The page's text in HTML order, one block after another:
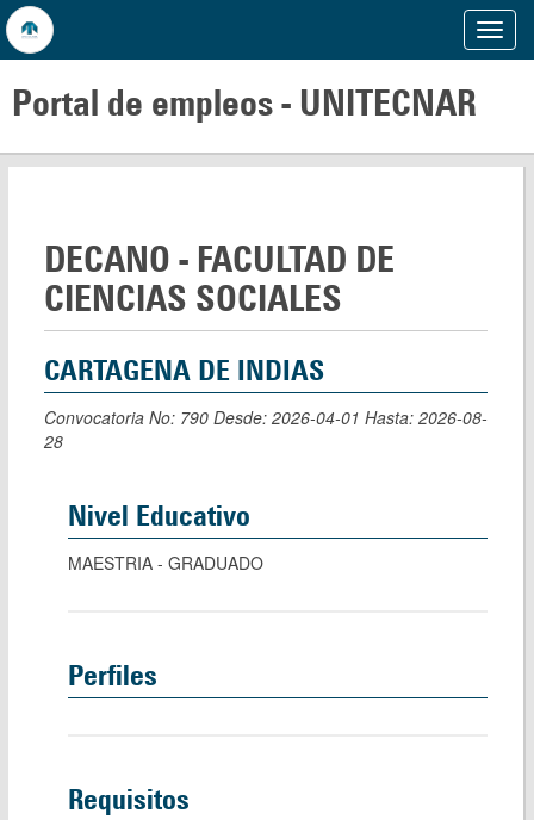
Menu
Portal de empleos - UNITECNAR
DECANO - FACULTAD DE
CIENCIAS SOCIALES
CARTAGENA DE INDIAS
Convocatoria No: 790 Desde: 2026-04-01 Hasta: 2026-08-
28
Nivel Educativo
MAESTRIA - GRADUADO
Perfiles
Requisitos